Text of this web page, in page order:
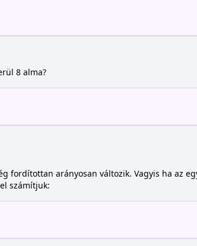
8 alma?
fordítottan arányosan változik. Vagyis ha az
számítjuk: